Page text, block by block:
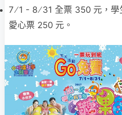
7 ∕ 1 - 8 ∕ 31 全票 350 元，
愛心票 250 元。